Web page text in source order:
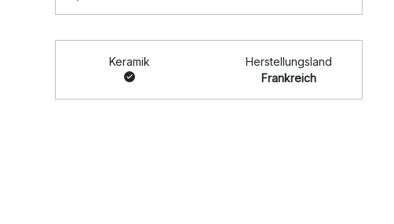
Keramik
Herstellungsland
Frankreich